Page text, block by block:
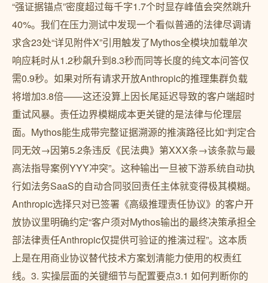
“强证据锚点”密度超过每千字1.7个时显存峰值会突然跳升
40%。我们在压力测试中发现一个看似普通的法律尽调请
求含23处“详见附件X”引用触发了Mythos全模块加载单次
响应耗时从1.2秒飙升到8.3秒而同等长度的纯文本问答仅
需0.9秒。如果对所有请求开放Anthropic的推理集群负载
将增加3.8倍——这还没算上因长尾延迟导致的客户端超时
重试风暴。责任边界模糊成本更关键的是法律与伦理层
面。Mythos能生成带完整证据溯源的推演路径比如“判定合
同无效→因第5.2条违反《民法典》第XXX条→该条款与最
高法指导案例YYY冲突”。这种输出一旦被下游系统自动执
行如法务SaaS的自动合同驳回责任主体就变得极其模糊。
Anthropic选择只对已签署《高级推理责任协议》的客户开
放协议里明确约定“客户须对Mythos输出的最终决策承担全
部法律责任Anthropic仅提供可验证的推演过程”。这本质
上是在用商业协议替代技术方案划清能力使用的权责红
线。3. 实操层面的关键细节与配置要点3.1 如何判断你的